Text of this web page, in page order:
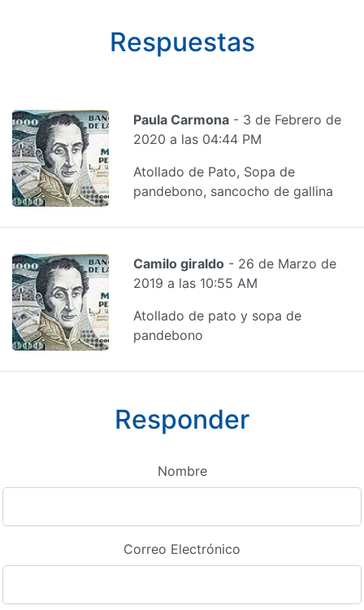
Respuestas
Paula Carmona - 3 de Febrero de
2020 a las 04:44 PM
Atollado de Pato, Sopa de
pandebono, sancocho de gallina
Camilo giraldo - 26 de Marzo de
2019 a las 10:55 AM
Atollado de pato y sopa de
pandebono
Responder
Nombre
Correo Electrónico